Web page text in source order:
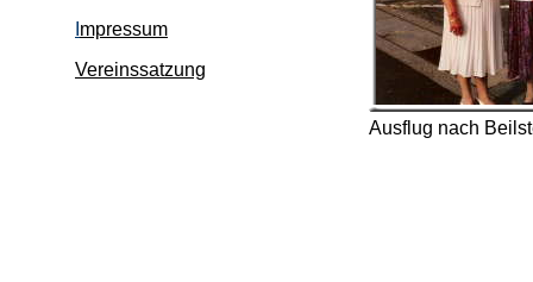
mpressum
Vereinssatzung
Ausflug nach